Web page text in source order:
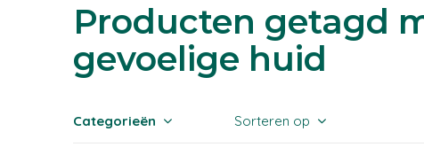
Producten getagd
gevoelige huid
Categorieën Sorteren op